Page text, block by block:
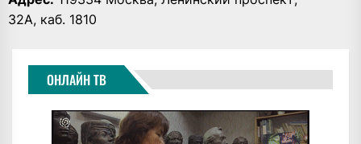
32А, каб. 1810
ОНЛАЙН ТВ